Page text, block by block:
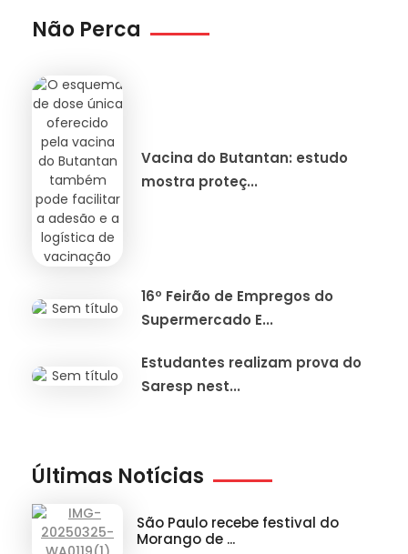
Não Perca
Vacina do Butantan: estudo
mostra proteç...
16º Feirão de Empregos do
Supermercado E...
Estudantes realizam prova do
Saresp nest...
Últimas Notícias
São Paulo recebe festival do
Morango de ...